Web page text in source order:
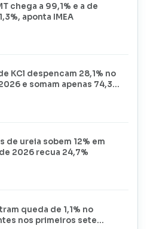
chega a 99,1% e a de
aponta IMEA
KCl despencam 28,1% no
e somam apenas 74,3
de ureia sobem 12% em
2026 recua 24,7%
queda de 1,1% no
nos primeiros sete